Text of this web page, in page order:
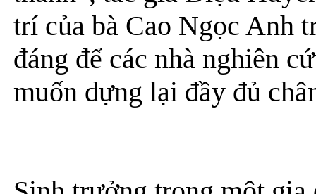
trí của bà Cao Ngọc Anh
đáng để các nhà nghiên
muốn dựng lại đầy đủ